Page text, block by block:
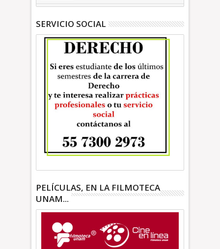
SERVICIO SOCIAL
PELÍCULAS, EN LA FILMOTECA
UNAM...